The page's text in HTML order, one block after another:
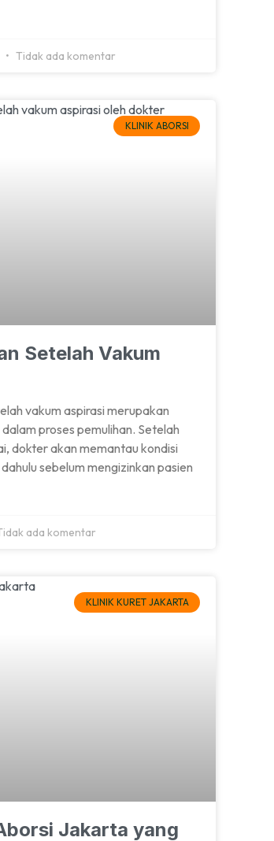
Tidak ada komentar
KLINIK ABORSI
Setelah Vakum
vakum aspirasi merupakan
proses pemulihan. Setelah
dokter akan memantau kondisi
sebelum mengizinkan pasien
ada komentar
KLINIK KURET JAKARTA
Jakarta yang